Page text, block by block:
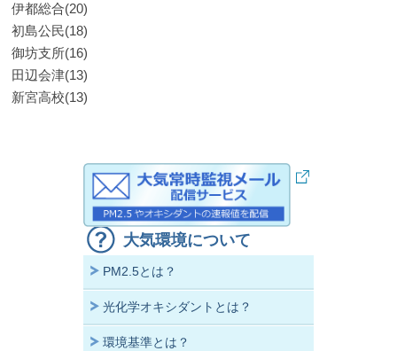
伊都総合(20)
初島公民(18)
御坊支所(16)
田辺会津(13)
新宮高校(13)
大気環境について
PM2.5とは？
光化学オキシダントとは？
環境基準とは？